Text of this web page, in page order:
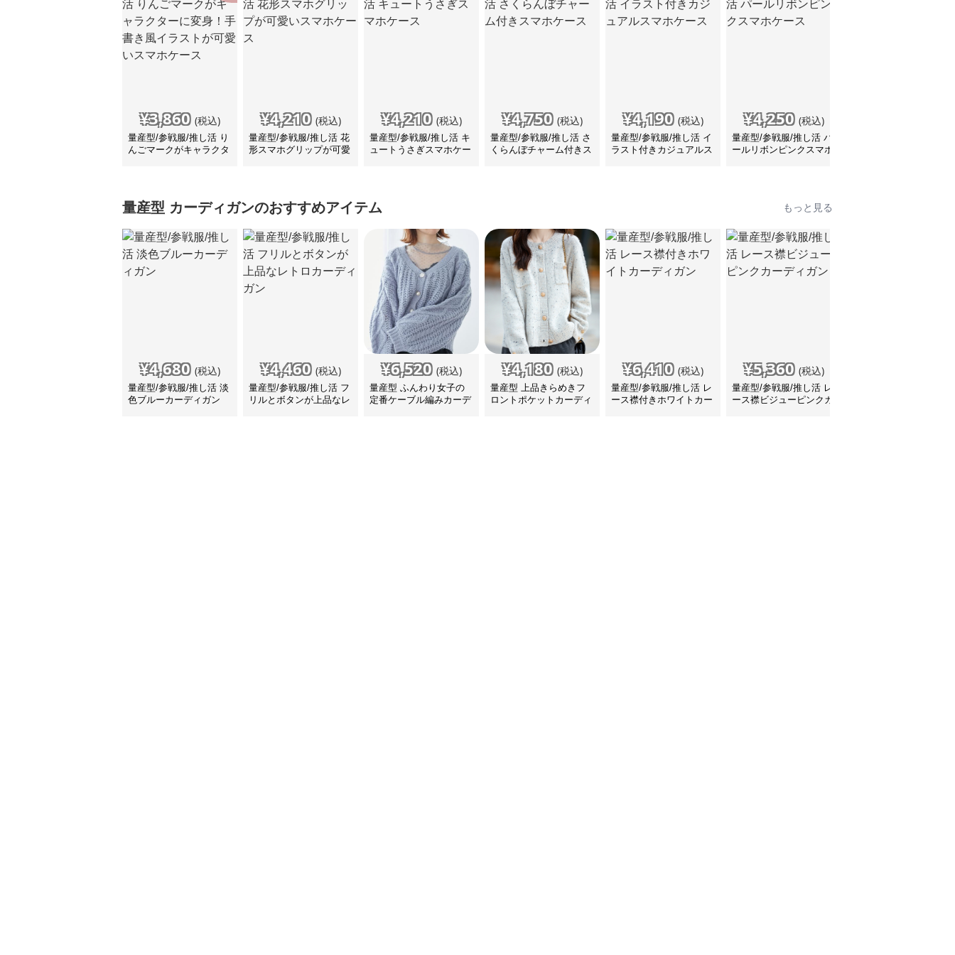
¥3,860 (税込)
量産型/参戦服/推し活 り
んごマークがキャラクタ
¥4,210 (税込)
量産型/参戦服/推し活 花
形スマホグリップが可愛
¥4,210 (税込)
量産型/参戦服/推し活 キ
ュートうさぎスマホケー
¥4,750 (税込)
量産型/参戦服/推し活 さ
くらんぼチャーム付きス
¥4,190 (税込)
量産型/参戦服/推し活 イ
ラスト付きカジュアルス
¥4,250 (税込)
量産型/参戦服/推し活 パ
ールリボンピンクスマホ
量産型 カーディガンのおすすめアイテム もっと見る
¥4,680 (税込)
量産型/参戦服/推し活 淡
色ブルーカーディガン
¥4,460 (税込)
量産型/参戦服/推し活 フ
リルとボタンが上品なレ
¥6,520 (税込)
量産型 ふんわり女子の
定番ケーブル編みカーデ
¥4,180 (税込)
量産型 上品きらめきフ
ロントポケットカーディ
¥6,410 (税込)
量産型/参戦服/推し活 レ
ース襟付きホワイトカー
¥5,360 (税込)
量産型/参戦服/推し活 レ
ース襟ビジューピンクカ